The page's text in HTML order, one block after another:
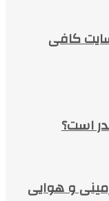
سایت کافی
است؟
و هوایی